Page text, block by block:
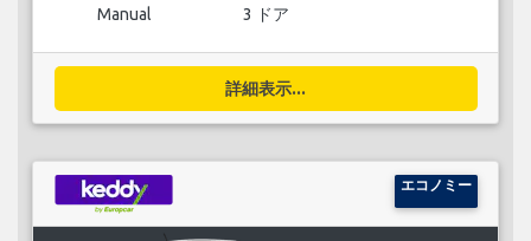
Manual 3 ドア
詳細表示...
エコノミー